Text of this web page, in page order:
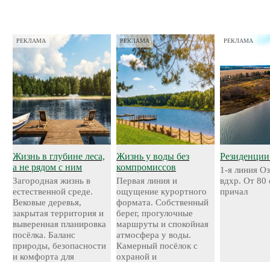
РЕКЛАМА
Жизнь в глубине леса,
а не рядом с ним
Загородная жизнь в
естественной среде.
Вековые деревья,
закрытая территория и
выверенная планировка
посёлка. Баланс
природы, безопасности
и комфорта для
РЕКЛАМА
Жизнь у воды без
компромиссов
Первая линия и
ощущение курортного
формата. Собственный
берег, прогулочные
маршруты и спокойная
атмосфера у воды.
Камерный посёлок с
охраной и
РЕКЛАМА
1-я линия
вдхр. От 80
причал